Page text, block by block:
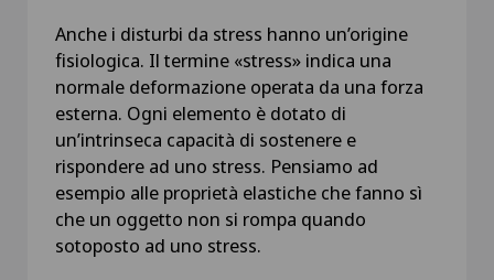
Anche i disturbi da stress hanno un’origine
fisiologica. Il termine «stress» indica una
normale deformazione operata da una forza
esterna. Ogni elemento è dotato di
un’intrinseca capacità di sostenere e
rispondere ad uno stress. Pensiamo ad
esempio alle proprietà elastiche che fanno sì
che un oggetto non si rompa quando
sotoposto ad uno stress.